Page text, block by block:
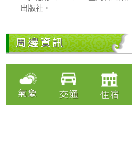
出版社。
周邊資訊